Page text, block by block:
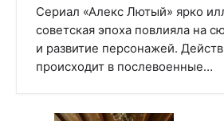
Сериал «Алекс Лютый» ярко
советская эпоха повлияла на
и развитие персонажей.
происходит в послевоенные…